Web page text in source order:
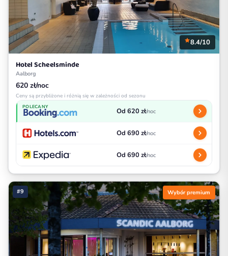
8.4/10
Hotel Scheelsminde
Aalborg
620 zł/noc
Ceny są przybliżone i różnią się w zależności od sezonu
POLECANY Od 620 zł/noc
Od 690 zł/noc
Od 690 zł/noc
#9 Wybór premium